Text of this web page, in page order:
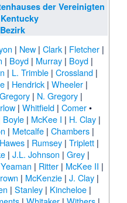
der Vereinigten
| New |Clark | Fletcher |
| Boyd| Murray| Boyd|
| L. Trimble| Crossland|
| Hendrick |Wheeler |
| N. Gregory|
|Whitfield |Comer•
Boyle| McKee I | H. Clay|
| Metcalfe| Chambers|
| Rumsey |Triplett |
|J.L. Johnson |Grey |
Yeaman | Ritter | McKee II |
| McKenzie| J. Clay|
| Stanley| Kincheloe|